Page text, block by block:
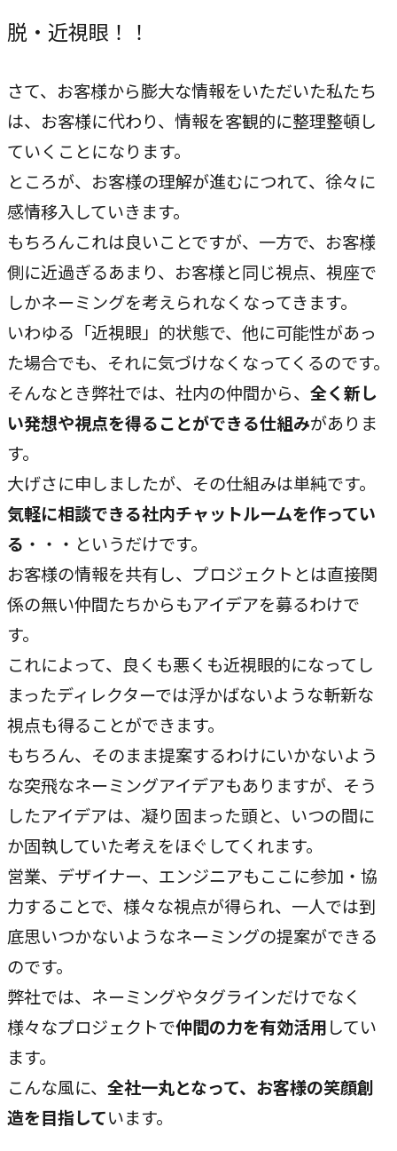
COMPANY
ライオンハートの会社概要、歴史、そしてメンバーをご紹
介します。
会社概要
→
ライオンハートの基本情報
LH&creatives Inc.
→
グループ会社（海外拠点）の紹介
役員紹介
→
経営チームの紹介
CASE
お知らせ
ブログ
お問い合わせ
脱・近視眼！！
さて、お客様から膨大な情報をいただいた私たち
は、お客様に代わり、情報を客観的に整理整頓し
ていくことになります。
ところが、お客様の理解が進むにつれて、徐々に
感情移入していきます。
もちろんこれは良いことですが、一方で、お客様
側に近過ぎるあまり、お客様と同じ視点、視座で
しかネーミングを考えられなくなってきます。
いわゆる「近視眼」的状態で、他に可能性があっ
た場合でも、それに気づけなくなってくるのです。
そんなとき弊社では、社内の仲間から、 全く新し
い発想や視点を得ることができる仕組みがありま
す。
大げさに申しましたが、その仕組みは単純です。
気軽に相談できる社内チャットルームを作ってい
る ・・・というだけです。
お客様の情報を共有し、プロジェクトとは直接関
係の無い仲間たちからもアイデアを募るわけで
す。
これによって、良くも悪くも近視眼的になってし
まったディレクターでは浮かばないような斬新な
視点も得ることができます。
もちろん、そのまま提案するわけにいかないよう
な突飛なネーミングアイデアもありますが、そう
したアイデアは、凝り固まった頭と、いつの間に
か固執していた考えをほぐしてくれます。
営業、デザイナー、エンジニアもここに参加・協
力することで、様々な視点が得られ、一人では到
底思いつかないようなネーミングの提案ができる
のです。
弊社では、ネーミングやタグラインだけでなく
様々なプロジェクトで仲間の力を有効活用してい
ます。
こんな風に、 全社一丸となって、お客様の笑顔創
造を目指しています。